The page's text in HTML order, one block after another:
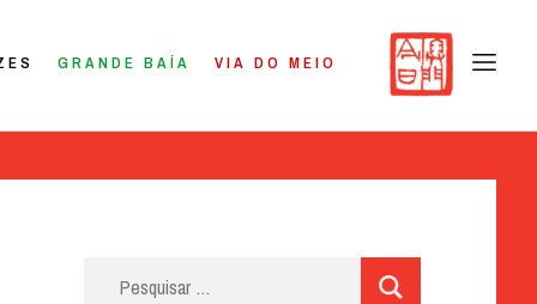
GRANDE BAÍA VIA DO MEIO